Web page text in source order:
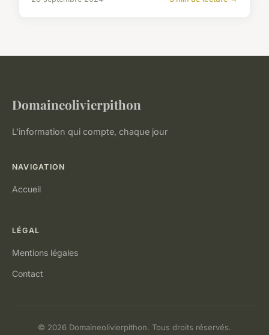
Domaineolivierpithon
L'information qui compte, chaque jour
NAVIGATION
Accueil
LÉGAL
Mentions légales
Contact
© 2026 Domaineolivierpithon. Tous droits réservés.